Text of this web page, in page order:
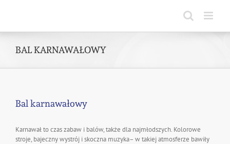
BAL KARNAWAŁOWY
Bal karnawałowy
Karnawał to czas zabaw i balów, także dla najmłodszych. Kolorowe
stroje, bajeczny wystrój i skoczna muzyka– w takiej atmosferze bawiły